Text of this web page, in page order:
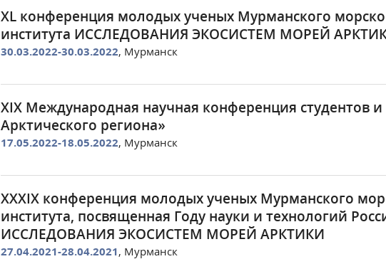
XL конференция молодых ученых Мурманского
института ИССЛЕДОВАНИЯ ЭКОСИСТЕМ МОРЕЙ
30.03.2022-30.03.2022, Мурманск
XIX Международная научная конференция студентов
Арктического региона»
17.05.2022-18.05.2022, Мурманск
XXXIX конференция молодых ученых Мурманского
института, посвященная Году науки и технологий
ИССЛЕДОВАНИЯ ЭКОСИСТЕМ МОРЕЙ АРКТИКИ
27.04.2021-28.04.2021, Мурманск